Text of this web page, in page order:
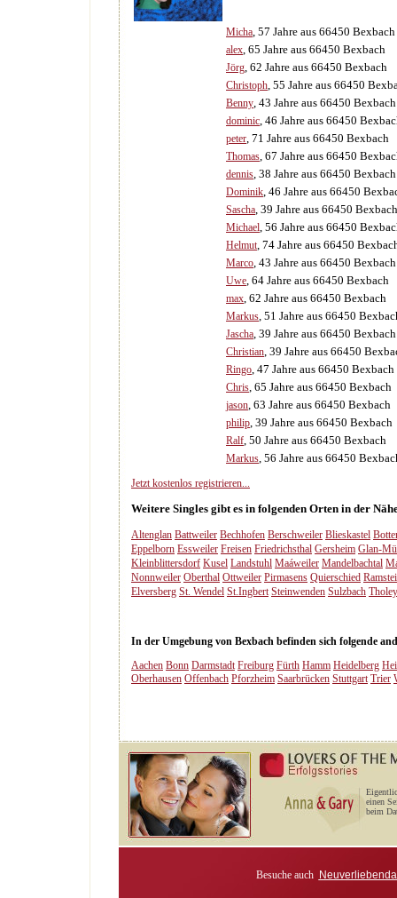
Micha, 57 Jahre aus 66450 Bexbach
alex, 65 Jahre aus 66450 Bexbach
Jörg, 62 Jahre aus 66450 Bexbach
Christoph, 55 Jahre aus 66450
Benny, 43 Jahre aus 66450 Bexbach
dominic, 46 Jahre aus 66450
peter, 71 Jahre aus 66450 Bexbach
Thomas, 67 Jahre aus 66450
dennis, 38 Jahre aus 66450 Bexbach
Dominik, 46 Jahre aus 66450
Sascha, 39 Jahre aus 66450 Bexbach
Michael, 56 Jahre aus 66450
Helmut, 74 Jahre aus 66450
Marco, 43 Jahre aus 66450 Bexbach
Uwe, 64 Jahre aus 66450 Bexbach
max, 62 Jahre aus 66450 Bexbach
Markus, 51 Jahre aus 66450
Jascha, 39 Jahre aus 66450 Bexbach
Christian, 39 Jahre aus 66450
Ringo, 47 Jahre aus 66450 Bexbach
Chris, 65 Jahre aus 66450 Bexbach
jason, 63 Jahre aus 66450 Bexbach
philip, 39 Jahre aus 66450 Bexbach
Ralf, 50 Jahre aus 66450 Bexbach
Markus, 56 Jahre aus 66450
Jetzt kostenlos registrieren...
Weitere Singles gibt es in folgenden Orten in der
Altenglan Battweiler Bechhofen Berschweiler Blieskastel
Eppelborn Essweiler Freisen Friedrichsthal Gersheim Glan-
Kleinblittersdorf Kusel Landstuhl Maáweiler Mandelbachtal
Nonnweiler Oberthal Ottweiler Pirmasens Quierschied
Elversberg St. Wendel St.Ingbert Steinwenden Sulzbach Tholey
In der Umgebung von Bexbach befinden sich folgende
Aachen Bonn Darmstadt Freiburg Fürth Hamm Heidelberg
Oberhausen Offenbach Pforzheim Saarbrücken Stuttgart Trier
einen
beim
Besuche auch